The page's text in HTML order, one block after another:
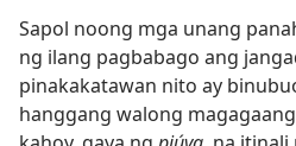
Sapol noong mga unang
ng ilang pagbabago ang
pinakakatawan nito ay
hanggang walong